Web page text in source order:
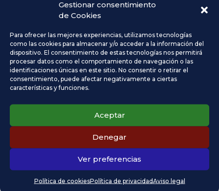
Gestionar consentimiento
de Cookies
Para ofrecer las mejores experiencias, utilizamos tecnologías
como las cookies para almacenar y/o acceder a la información del
dispositivo. El consentimiento de estas tecnologías nos permitirá
procesar datos como el comportamiento de navegación o las
identificaciones únicas en este sitio. No consentir o retirar el
consentimiento, puede afectar negativamente a ciertas
características y funciones.
Aceptar
Denegar
Ver preferencias
Política de cookiesPolítica de privacidadAviso legal
RESPONSABILIDAD:
responsable, en ningún caso, de los daños y
perjuicios de cualquier naturaleza que pudieran
ocasionar, a título enunciativo: errores u omisiones
en los contenidos, falta de disponibilidad del portal o
la transmisión de virus o programas maliciosos o
lesivos en los contenidos, a pesar de haber
necesarias para evitarlo.
6. MODIFICACIONES:
El PROPIETARIO DE LA WEB se reserva el derecho
de efectuar sin previo aviso las modificaciones que
considere oportunas en su portal, pudiendo cambiar,